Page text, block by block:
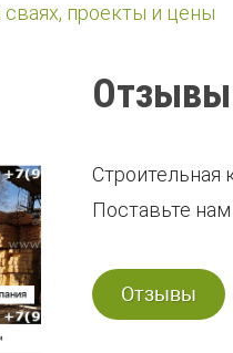
проекты и цены
Отзывы
Строительная
Поставьте
Отзывы